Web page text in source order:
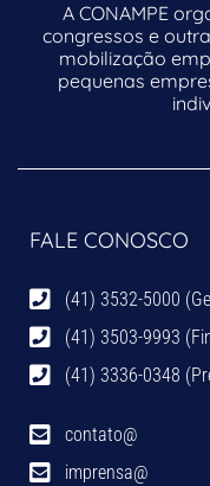
A CONAMPE
congressos e
mobilização
pequenas
FALE CONOSCO
(41) 3532-5000
(41) 3503-9993
(41) 3336-0348
contato@
imprensa@